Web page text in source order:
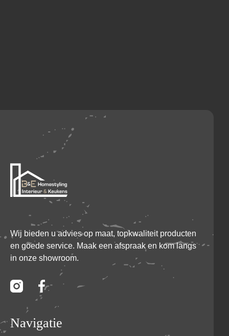
Wij bieden u advies op maat, topkwaliteit producten
en goede service. Maak een afspraak en kom langs
in onze showroom.
Navigatie